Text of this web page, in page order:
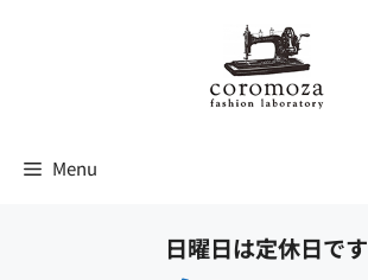
Menu
日曜日は定休日です